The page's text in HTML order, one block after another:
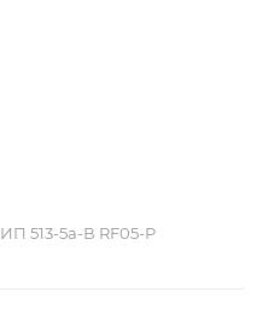
ИП 513-5а-В RF05-P